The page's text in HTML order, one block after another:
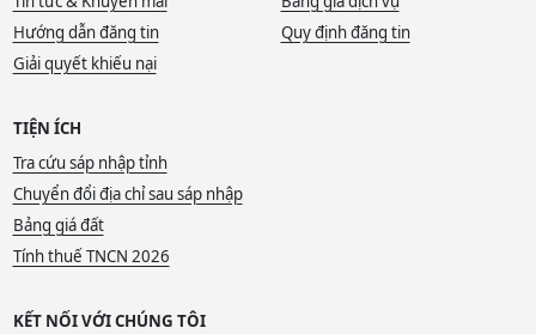
Hướng dẫn đăng tin
Quy định đăng tin
Giải quyết khiếu nại
TIỆN ÍCH
Tra cứu sáp nhập tỉnh
Chuyển đổi địa chỉ sau sáp nhập
Bảng giá đất
Tính thuế TNCN 2026
KẾT NỐI VỚI CHÚNG TÔI